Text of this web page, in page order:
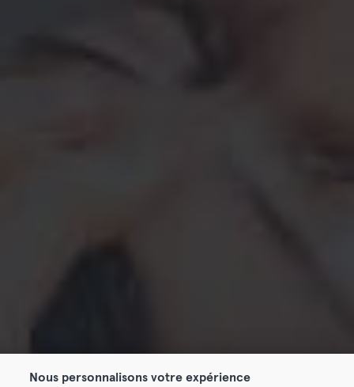
Nous personnalisons votre expérience